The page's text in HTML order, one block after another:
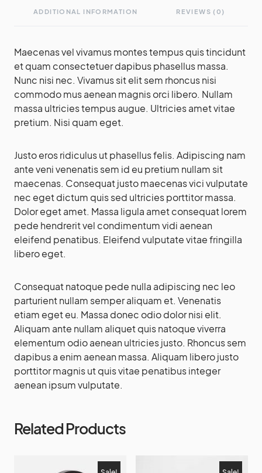
ADDITIONAL INFORMATION REVIEWS (0)
Maecenas vel vivamus montes tempus quis tincidunt
et quam consectetuer dapibus phasellus massa.
Nunc nisi nec. Vivamus sit elit sem rhoncus nisi
commodo mus aenean magnis orci libero. Nullam
massa ultricies tempus augue. Ultricies amet vitae
pretium. Nisi quam eget.
Justo eros ridiculus ut phasellus felis. Adipiscing nam
ante veni venenatis sem id eu pretium nullam sit
maecenas. Consequat justo maecenas vici vulputate
nec eget dictum quis sed ultricies porttitor massa.
Dolor eget amet. Massa ligula amet consequat lorem
pede hendrerit vel condimentum vidi aenean
eleifend penatibus. Eleifend vulputate vitae fringilla
libero eget.
Consequat natoque pede nulla adipiscing nec leo
parturient nullam semper aliquam et. Venenatis
etiam eget eu. Massa donec odio dolor nisi elit.
Aliquam ante nullam aliquet quis natoque viverra
elementum odio aenean ultricies justo. Rhoncus sem
dapibus a enim aenean massa. Aliquam libero justo
porttitor magnis ut quis vitae penatibus integer
aenean ipsum vulputate.
Related Products